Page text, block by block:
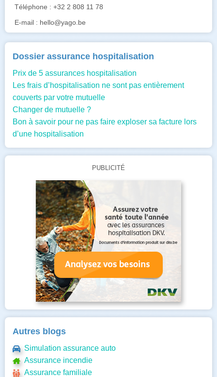
Téléphone : +32 2 808 11 78
E-mail : hello@yago.be
Dossier assurance hospitalisation
Prix de 5 assurances hospitalisation
Les frais d’hospitalisation ne sont pas entièrement
couverts par votre mutuelle
Changer de mutuelle ?
Bon à savoir pour ne pas faire exploser sa facture lors
d’une hospitalisation
PUBLICITÉ
Autres blogs
Simulation assurance auto
Assurance incendie
Assurance familiale